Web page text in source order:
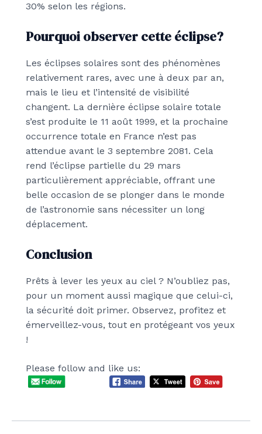
30% selon les régions.
Pourquoi observer cette éclipse?
Les éclipses solaires sont des phénomènes
relativement rares, avec une à deux par an,
mais le lieu et l’intensité de visibilité
changent. La dernière éclipse solaire totale
s’est produite le 11 août 1999, et la prochaine
occurrence totale en France n’est pas
attendue avant le 3 septembre 2081. Cela
rend l’éclipse partielle du 29 mars
particulièrement appréciable, offrant une
belle occasion de se plonger dans le monde
de l’astronomie sans nécessiter un long
déplacement.
Conclusion
Prêts à lever les yeux au ciel ? N’oubliez pas,
pour un moment aussi magique que celui-ci,
la sécurité doit primer. Observez, profitez et
émerveillez-vous, tout en protégeant vos yeux
!
Please follow and like us: